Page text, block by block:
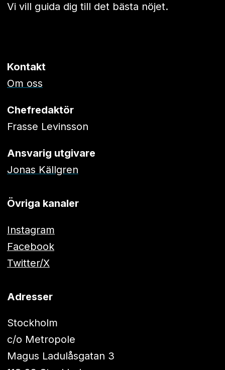
Vi vill guida dig till det bästa nöjet.
Kontakt
Om oss
Chefredaktör
Frasse Levinsson
Ansvarig utgivare
Jonas Källgren
Övriga kanaler
Instagram
Facebook
Twitter/X
Adresser
Stockholm
c/o Metropole
Magus Ladulåsgatan 3